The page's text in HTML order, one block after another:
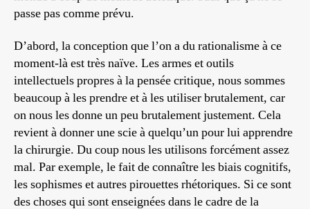
passe pas comme prévu.
D’abord, la conception que l’on a du rationalisme à ce
moment-là est très naïve. Les armes et outils
intellectuels propres à la pensée critique, nous sommes
beaucoup à les prendre et à les utiliser brutalement, car
on nous les donne un peu brutalement justement. Cela
revient à donner une scie à quelqu’un pour lui apprendre
la chirurgie. Du coup nous les utilisons forcément assez
mal. Par exemple, le fait de connaître les biais cognitifs,
les sophismes et autres pirouettes rhétoriques. Si ce sont
des choses qui sont enseignées dans le cadre de la